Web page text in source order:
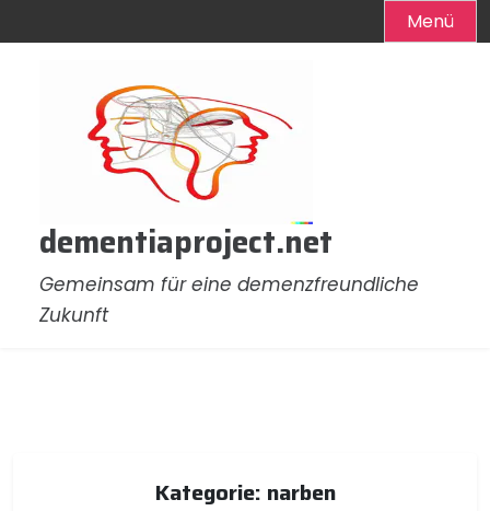
Menü
dementiaproject.net
Gemeinsam für eine demenzfreundliche
Zukunft
Kategorie: narben